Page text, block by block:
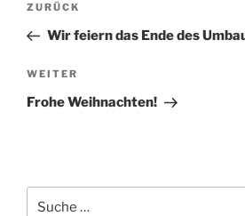
Vorheriger
Beitrag
ZURÜCK
Wir feiern das Ende des
Nächster
Beitrag
WEITER
Frohe Weihnachten!
Suche